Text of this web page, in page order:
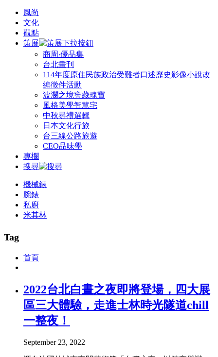
風尚
文化
觀點
策展
商周‧優品集
台北畫刊
114年度原住民族政治受難者口述歷史影像小說改
編徵件活動
波瀾之境窖藏瑰寶
風格美學智慧宅
中秋尋禮選輯
日本文化行旅
台三線公路旅遊
CEO品味學
專欄
搜尋
機械錶
腕錶
私廚
米其林
Tag
首頁
2022台北白晝之夜即將登場，四大展
區三大體驗，走進士林時光隧道chill
一整夜！
September 23, 2022